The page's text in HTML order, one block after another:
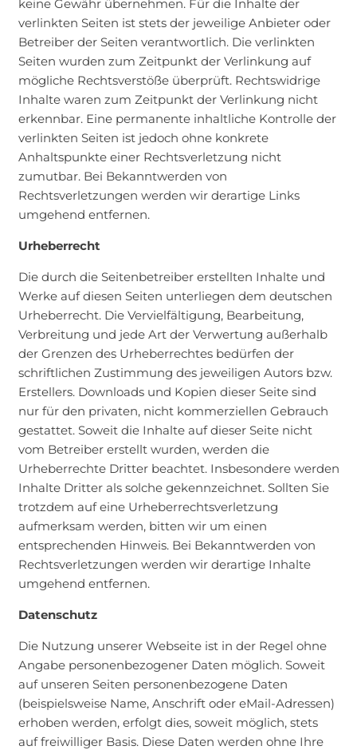
keine Gewähr übernehmen. Für die Inhalte der
verlinkten Seiten ist stets der jeweilige Anbieter oder
Betreiber der Seiten verantwortlich. Die verlinkten
Seiten wurden zum Zeitpunkt der Verlinkung auf
mögliche Rechtsverstöße überprüft. Rechtswidrige
Inhalte waren zum Zeitpunkt der Verlinkung nicht
erkennbar. Eine permanente inhaltliche Kontrolle der
verlinkten Seiten ist jedoch ohne konkrete
Anhaltspunkte einer Rechtsverletzung nicht
zumutbar. Bei Bekanntwerden von
Rechtsverletzungen werden wir derartige Links
umgehend entfernen.
Urheberrecht
Die durch die Seitenbetreiber erstellten Inhalte und
Werke auf diesen Seiten unterliegen dem deutschen
Urheberrecht. Die Vervielfältigung, Bearbeitung,
Verbreitung und jede Art der Verwertung außerhalb
der Grenzen des Urheberrechtes bedürfen der
schriftlichen Zustimmung des jeweiligen Autors bzw.
Erstellers. Downloads und Kopien dieser Seite sind
nur für den privaten, nicht kommerziellen Gebrauch
gestattet. Soweit die Inhalte auf dieser Seite nicht
vom Betreiber erstellt wurden, werden die
Urheberrechte Dritter beachtet. Insbesondere werden
Inhalte Dritter als solche gekennzeichnet. Sollten Sie
trotzdem auf eine Urheberrechtsverletzung
aufmerksam werden, bitten wir um einen
entsprechenden Hinweis. Bei Bekanntwerden von
Rechtsverletzungen werden wir derartige Inhalte
umgehend entfernen.
Datenschutz
Die Nutzung unserer Webseite ist in der Regel ohne
Angabe personenbezogener Daten möglich. Soweit
auf unseren Seiten personenbezogene Daten
(beispielsweise Name, Anschrift oder eMail-Adressen)
erhoben werden, erfolgt dies, soweit möglich, stets
auf freiwilliger Basis. Diese Daten werden ohne Ihre